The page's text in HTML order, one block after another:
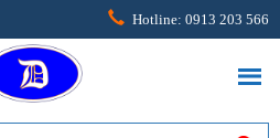
Hotline: 0913 203 566